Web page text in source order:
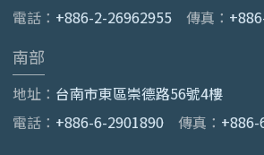
電話： +886-2-26962955 傳真：
南部
地址： 台南市東區崇德路56號4樓
電話： +886-6-2901890 傳真： +886-